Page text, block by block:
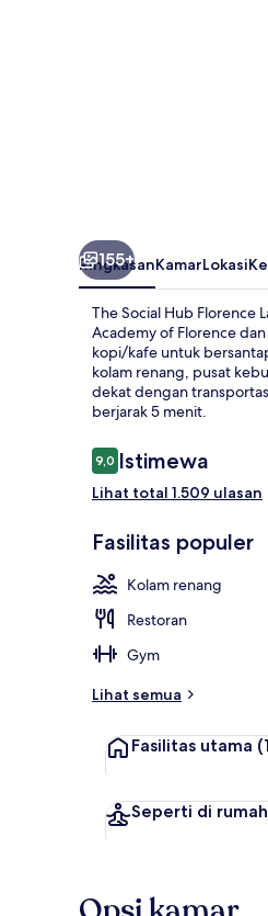
155+
RingkasanKamarLokasi
The Social Hub Florence
Academy of Florence
kopi/kafe untuk
kolam renang, pusat
dekat dengan
berjarak 5 menit.
Ulasan
9,09,0 dari 10
Istimewa
Lihat total 1.509 ulasan
Fasilitas populer
Kolam renang
Restoran
Gym
Lihat semua
Fasilitas utama
Seperti di